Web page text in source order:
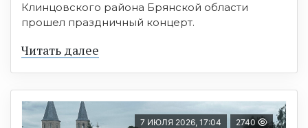
Клинцовского района Брянской области
прошел праздничный концерт.
Читать далее
7 ИЮЛЯ 2026, 17:04 2740